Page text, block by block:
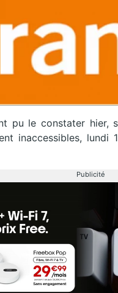
pu le constater hier,
inaccessibles,
Publicité